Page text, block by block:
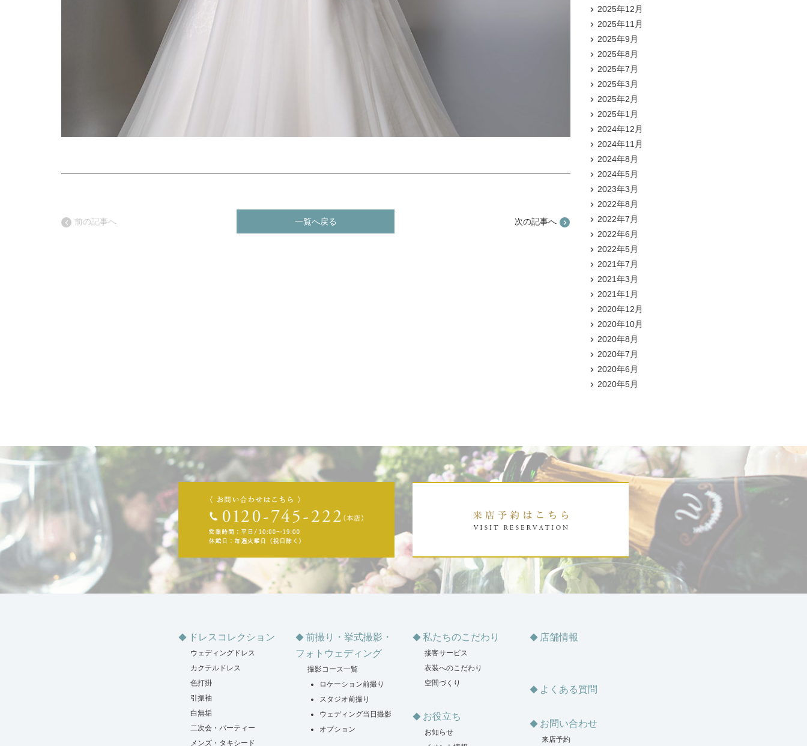
前の記事へ 次の記事へ
一覧へ戻る
2025年12月
2025年11月
2025年9月
2025年8月
2025年7月
2025年3月
2025年2月
2025年1月
2024年12月
2024年11月
2024年8月
2024年5月
2023年3月
2022年8月
2022年7月
2022年6月
2022年5月
2021年7月
2021年3月
2021年1月
2020年12月
2020年10月
2020年8月
2020年7月
2020年6月
2020年5月
ドレスコレクション
ウェディングドレス
カクテルドレス
色打掛
引振袖
白無垢
二次会・パーティー
メンズ・タキシード
前撮り・挙式撮影・
フォトウェディング
撮影コース一覧
ロケーション前撮り
スタジオ前撮り
ウェディング当日撮影
オプション
私たちのこだわり
接客サービス
衣装へのこだわり
空間づくり
お役立ち
お知らせ
店舗情報
よくある質問
お問い合わせ
来店予約